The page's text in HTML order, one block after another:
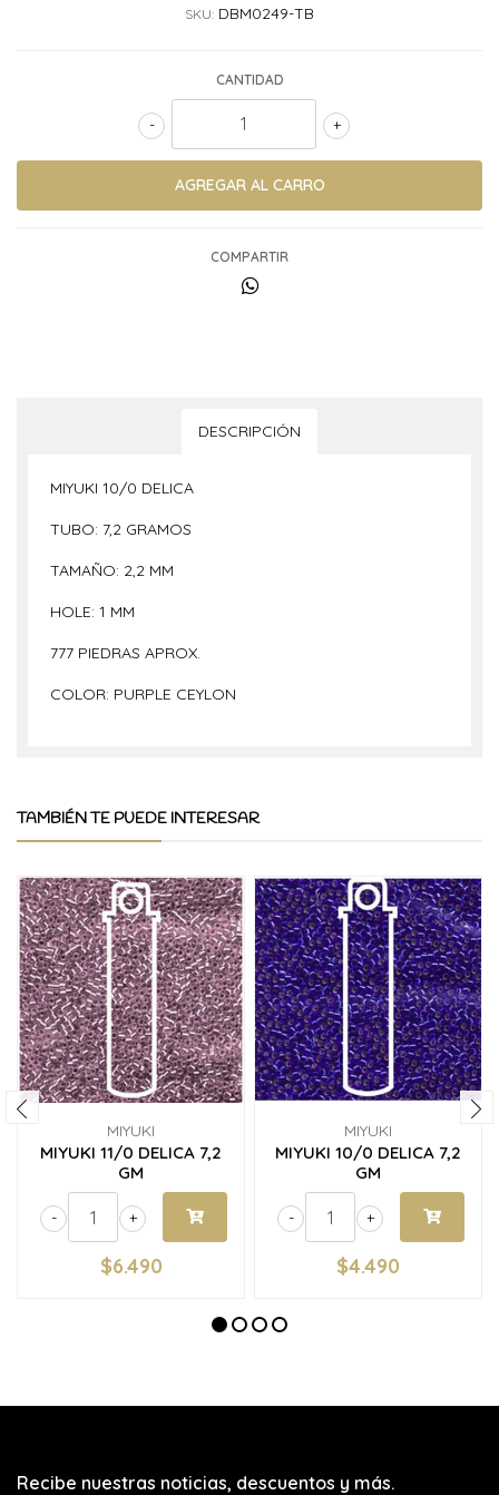
SKU: DBM0249-TB
CANTIDAD
+
-
COMPARTIR
DESCRIPCIÓN
MIYUKI 10/0 DELICA
TUBO: 7,2 GRAMOS
TAMAÑO: 2,2 MM
HOLE: 1 MM
777 PIEDRAS APROX.
COLOR: PURPLE CEYLON
TAMBIÉN TE PUEDE INTERESAR
MIYUKI
MIYUKI 11/0 DELICA 7,2
GM
+
-
$6.490
MIYUKI
MIYUKI 10/0 DELICA 7,2
GM
+
-
$4.490
Recibe nuestras noticias, descuentos y más.